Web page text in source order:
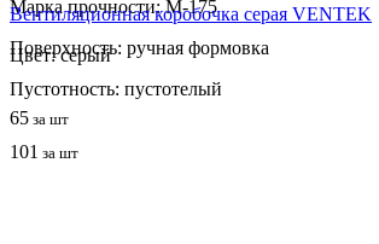
Марка прочности: М-175
Поверхность: ручная формовка
Пустотность: пустотелый
101 за шт
Вентиляционная коробочка серая VENTEK
Цвет: серый
65 за шт